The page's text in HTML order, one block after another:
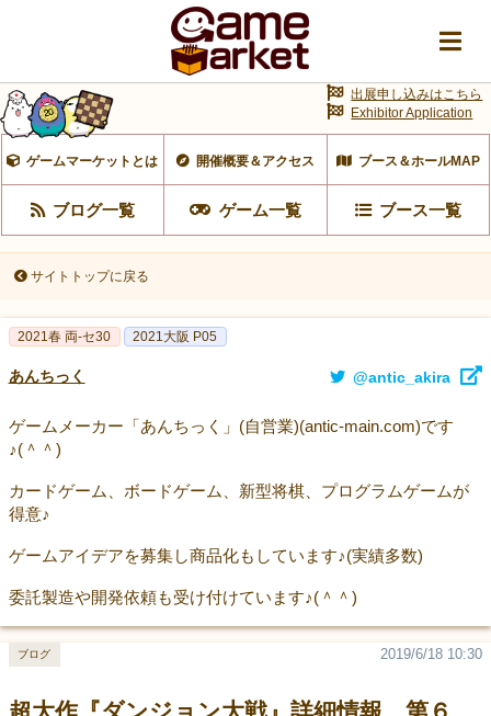
ゲームマーケットとは 開催概要＆アクセス ブース＆ホールMAP
ブログ一覧 ゲーム一覧 ブース一覧
出展申し込みはこちら
Exhibitor Application
サイトトップに戻る
2021春 両-セ30 2021大阪 P05
あんちっく @antic_akira
ゲームメーカー「あんちっく」(自営業)(antic-main.com)です
♪(＾＾)
カードゲーム、ボードゲーム、新型将棋、プログラムゲームが
得意♪
ゲームアイデアを募集し商品化もしています♪(実績多数)
委託製造や開発依頼も受け付けています♪(＾＾)
2019/6/18 10:30
ブログ